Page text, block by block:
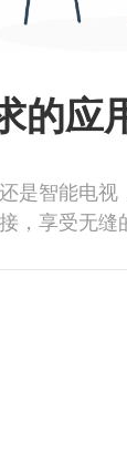
的应
智能电视
享受无缝